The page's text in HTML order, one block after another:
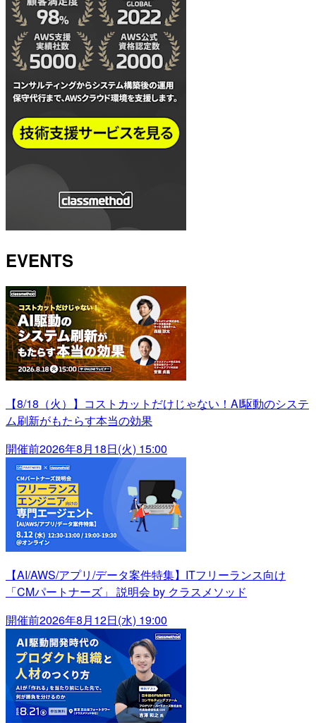
EVENTS
【8/18（火）】コストカットだけじゃない！AI駆動のシステ
ム刷新がもたらす本当の効果
開催前2026年8月18日(火) 15:00
【AI/AWS/アプリ/データ案件特集】ITフリーランス向け
「CMパートナーズ」 説明会 by クラスメソッド
開催前2026年8月12日(水) 19:00